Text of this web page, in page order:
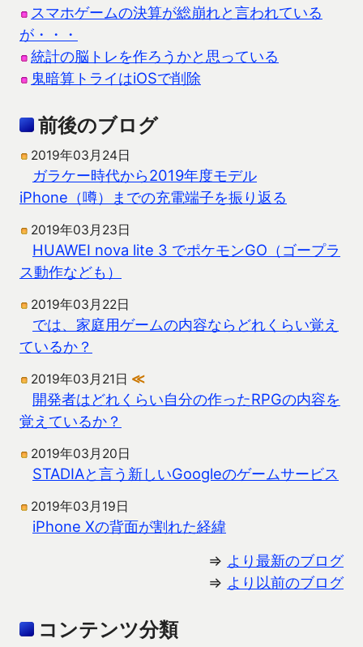
スマホゲームの決算が総崩れと言われている
が・・・
統計の脳トレを作ろうかと思っている
鬼暗算トライはiOSで削除
前後のブログ
2019年03月24日
ガラケー時代から2019年度モデル
iPhone（噂）までの充電端子を振り返る
2019年03月23日
HUAWEI nova lite 3 でポケモンGO（ゴープラ
ス動作なども）
2019年03月22日
では、家庭用ゲームの内容ならどれくらい覚え
ているか？
2019年03月21日 ≪
開発者はどれくらい自分の作ったRPGの内容を
覚えているか？
2019年03月20日
STADIAと言う新しいGoogleのゲームサービス
2019年03月19日
iPhone Xの背面が割れた経緯
⇒ より最新のブログ
⇒ より以前のブログ
コンテンツ分類